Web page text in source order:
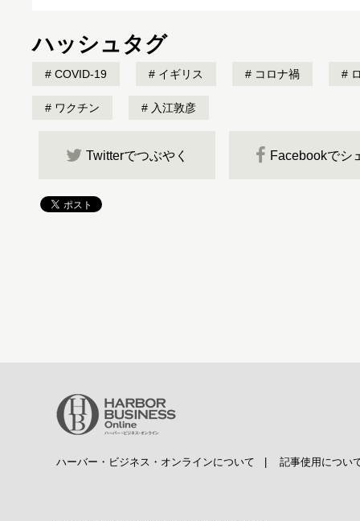
ハッシュタグ
COVID-19 イギリス コロナ禍
ワクチン 入江敦彦
Twitterでつぶやく Facebookでシ
ハーバー・ビジネス・オンラインについて 記事使用につい